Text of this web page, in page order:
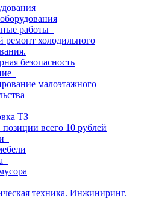
работы
ремонт холодильного
безопасность
малоэтажного
ТЗ
позиции всего 10 рублей
техника. Инжиниринг.